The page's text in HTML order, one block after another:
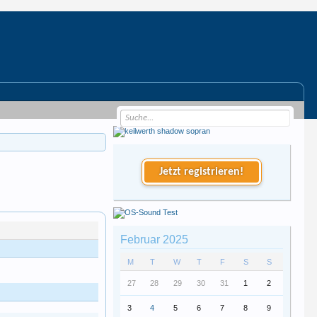
Jetzt registrieren!
Februar 2025
M T W T F S S
27 28 29 30 31 1 2
3 4 5 6 7 8 9